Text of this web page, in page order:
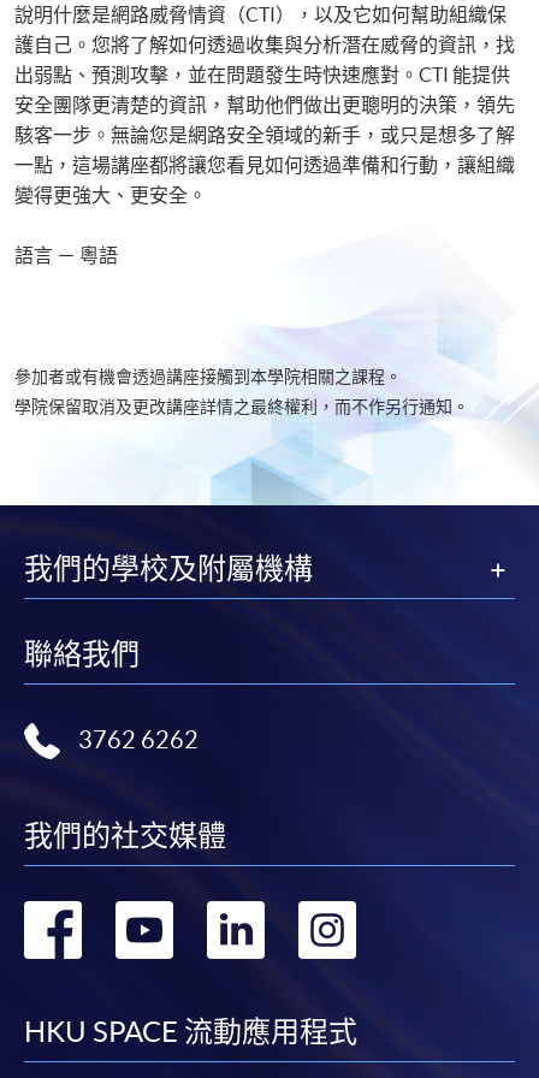
說明什麼是網路威脅情資（CTI），以及它如何幫助組織保
護自己。您將了解如何透過收集與分析潛在威脅的資訊，找
出弱點、預測攻擊，並在問題發生時快速應對。CTI 能提供
安全團隊更清楚的資訊，幫助他們做出更聰明的決策，領先
駭客一步。無論您是網路安全領域的新手，或只是想多了解
一點，這場講座都將讓您看見如何透過準備和行動，讓組織
變得更強大、更安全。
語言 － 粵語
參加者或有機會透過講座接觸到本學院相關之課程。
學院保留取消及更改講座詳情之最終權利，而不作另行通知。
我們的學校及附屬機構
聯絡我們
3762 6262
我們的社交媒體
轉
facebook
轉
youtube
轉
linkedin
HKU SPACE 流動應用程式